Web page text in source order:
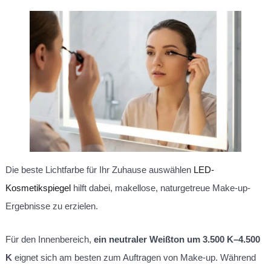
Die beste Lichtfarbe für Ihr Zuhause auswählen LED-
Kosmetikspiegel hilft dabei, makellose, naturgetreue Make-up-
Ergebnisse zu erzielen.
Für den Innenbereich, ein neutraler Weißton um 3.500 K–4.500
K eignet sich am besten zum Auftragen von Make-up. Während